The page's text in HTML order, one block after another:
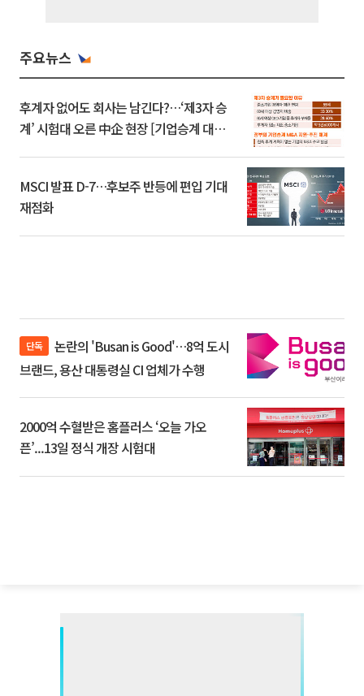
주요뉴스
후계자 없어도 회사는 남긴다?…‘제3자 승
계’ 시험대 오른 中企 현장 [기업승계 대전
MSCI 발표 D-7…후보주 반등에 편입 기대
재점화
단독
브랜드, 용산 대통령실 CI 업체가 수행
2000억 수혈받은 홈플러스 ‘오늘 가오
픈’...13일 정식 개장 시험대